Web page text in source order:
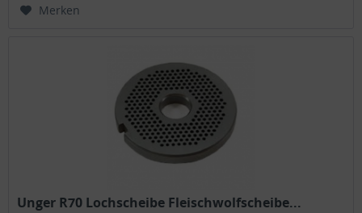
Merken
Unger R70 Lochscheibe Fleischwolfscheibe...